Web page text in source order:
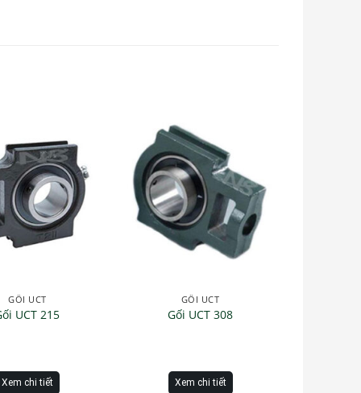
GỐI UCT
UCT 215
Xem chi tiết
GỐI UCT
Gối UCT 308
Xem chi tiết